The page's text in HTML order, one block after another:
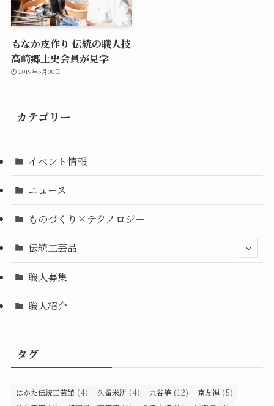
もなか皮作り 伝統の職人技
高崎郷土史会員が見学
2019年5月30日
カテゴリー
イベント情報
ニュース
ものづくり×テクノロジー
伝統工芸品
職人募集
職人紹介
タグ
はかた伝統工芸館 (4) 久留米絣 (4) 九谷焼 (12) 京友禅 (5)